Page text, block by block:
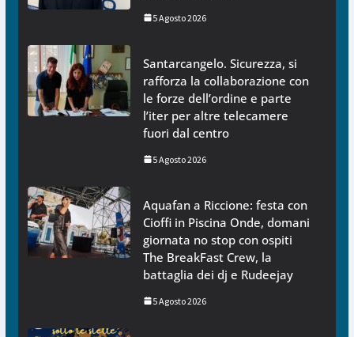
5 Agosto 2026
Santarcangelo. Sicurezza, si
rafforza la collaborazione con
le forze dell’ordine e parte
l’iter per altre telecamere
fuori dal centro
5 Agosto 2026
Aquafan a Riccione: festa con
Cioffi in Piscina Onde, domani
giornata no stop con ospiti
The BreakFast Crew, la
battaglia dei dj e Rudeejay
5 Agosto 2026